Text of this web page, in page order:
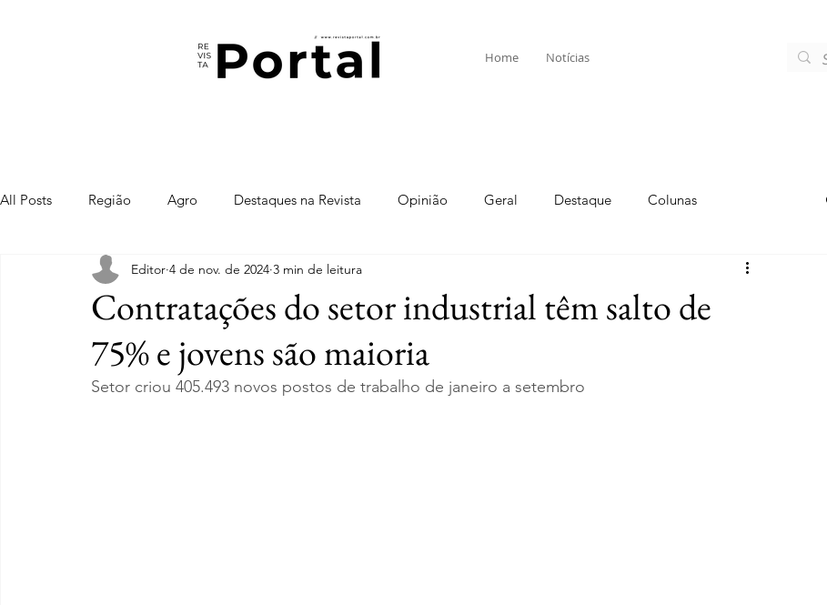
Home Notícias
All Posts Região Agro Destaques na Revista Opinião Geral Destaque Colunas
Contratações do setor industrial têm salto de
75% e jovens são maioria
Editor 4 de nov. de 2024 3 min de leitura
Setor criou 405.493 novos postos de trabalho de janeiro a setembro